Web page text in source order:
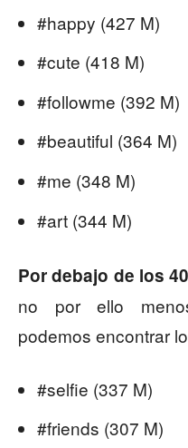
#happy (427 M)
#cute (418 M)
#followme (392 M)
#beautiful (364 M)
#me (348 M)
#art (344 M)
Por debajo de los
no por ello
podemos encontrar
#selfie (337 M)
#friends (307 M)